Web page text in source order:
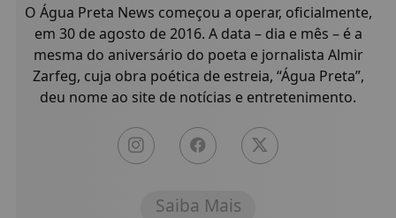
O Água Preta News começou a operar, oficialmente,
em 30 de agosto de 2016. A data – dia e mês – é a
mesma do aniversário do poeta e jornalista Almir
Zarfeg, cuja obra poética de estreia, “Água Preta”,
deu nome ao site de notícias e entretenimento.
Saiba Mais